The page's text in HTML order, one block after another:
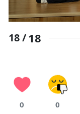
18 /18
0 0